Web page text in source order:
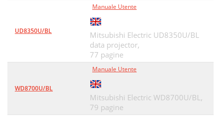
UD8350U/BL
Manuale Utente
Mitsubishi Electric UD8350U/BL
data projector,
77 pagine
WD8700U/BL
Manuale Utente
Mitsubishi Electric WD8700U/BL,
79 pagine